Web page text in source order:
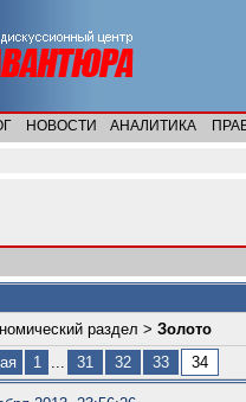
НОВОСТИ АНАЛИТИКА
раздел > Золото
1 ... 31 32 33 34